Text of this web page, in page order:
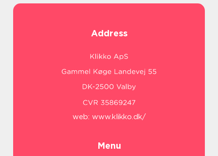
Address
web: www.klikko.dk/
Menu